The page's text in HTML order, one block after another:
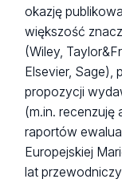
okazję
większość
(Wiley,
Elsevier, Sage),
propozycji
(m.in. recenzuję
raportów
Europejskiej
lat